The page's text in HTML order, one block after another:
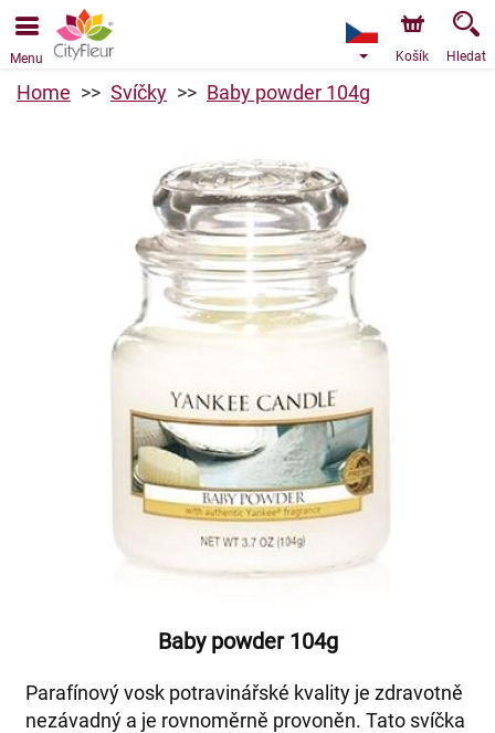
Objednávky přes e-shop přijímáme. Nejbližší možné
doručení je od 9.8.2026 z důvodu dovolené.
Menu Košík Hledat
Home Svíčky Baby powder 104g
Baby powder 104g
Parafínový vosk potravinářské kvality je zdravotně
nezávadný a je rovnoměrně provoněn. Tato svíčka